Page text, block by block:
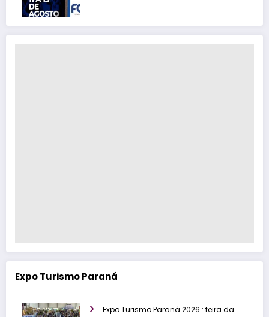
Expo Turismo Paraná
Expo Turismo Paraná 2026 : feira da